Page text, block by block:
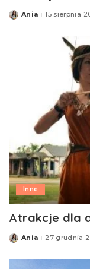
Posted
Ania 15 sierpnia
Inne
Atrakcje dla
Posted
Ania 27 grudnia